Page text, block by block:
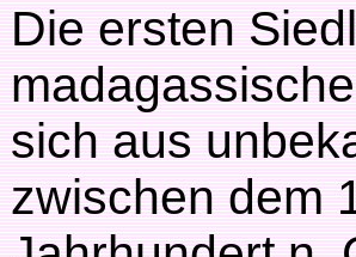
Die ersten
sich aus
zwischen dem